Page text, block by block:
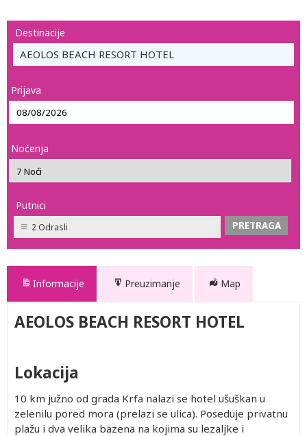
Destinacije
AEOLOS BEACH RESORT HOTEL
Prijava
Noćenja
Putnici
2 Odrasli
Informacije Preuzimanje Map
AEOLOS BEACH RESORT HOTEL
Lokacija
10 km južno od grada Krfa nalazi se hotel ušuškan u
zelenilu pored mora (prelazi se ulica). Poseduje privatnu
plažu i dva velika bazena na kojima su lezaljke i